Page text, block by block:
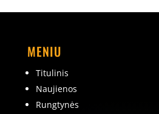
MENIU
Titulinis
Naujienos
Rungtynės